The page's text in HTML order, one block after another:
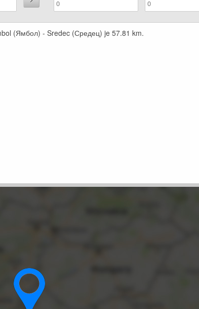
(Ямбол) - Sredec (Средец) je57.81 km.